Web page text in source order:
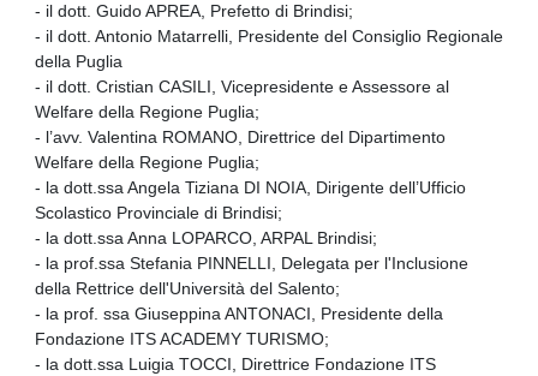
- il dott. Guido APREA, Prefetto di Brindisi;
- il dott. Antonio Matarrelli, Presidente del Consiglio Regionale
della Puglia
- il dott. Cristian CASILI, Vicepresidente e Assessore al
Welfare della Regione Puglia;
- l’avv. Valentina ROMANO, Direttrice del Dipartimento
Welfare della Regione Puglia;
- la dott.ssa Angela Tiziana DI NOIA, Dirigente dell’Ufficio
Scolastico Provinciale di Brindisi;
- la dott.ssa Anna LOPARCO, ARPAL Brindisi;
- la prof.ssa Stefania PINNELLI, Delegata per l'Inclusione
della Rettrice dell'Università del Salento;
- la prof. ssa Giuseppina ANTONACI, Presidente della
Fondazione ITS ACADEMY TURISMO;
- la dott.ssa Luigia TOCCI, Direttrice Fondazione ITS